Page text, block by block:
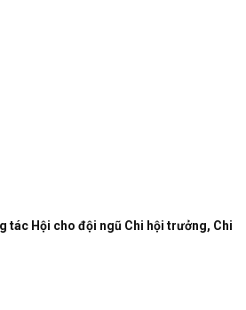
tác Hội cho đội ngũ Chi hội trưởng, Chi